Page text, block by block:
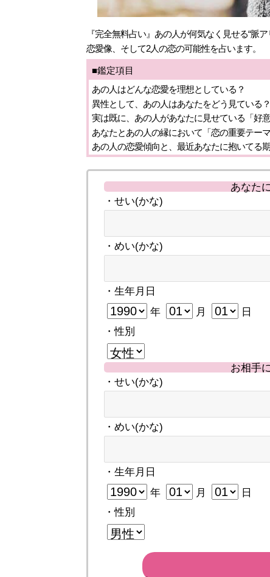
『完全無料占い』あの人が何気なく見せる“
恋愛像、そして2人の恋の可能性を占います。
■鑑定項目
あの人はどんな恋愛を理想としている？
異性として、あの人はあなたをどう見ている？
実は既に、あの人があなたに見せている「好
あなたとあの人の縁において「恋の重要テー
あの人の恋愛傾向と、最近あなたに抱いてる
あなた
・せい(かな)
・めい(かな)
・生年月日
年 月
日
・性別
お相手
・せい(かな)
・めい(かな)
・生年月日
年 月
日
・性別